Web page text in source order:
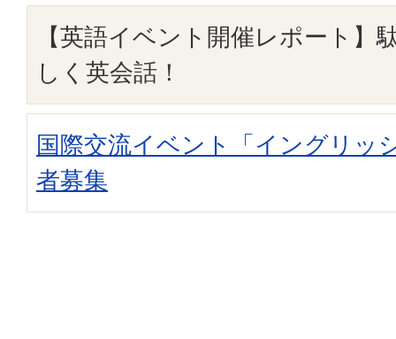
【英語イベント開催レポート】
しく英会話！
国際交流イベント「イングリッ
者募集